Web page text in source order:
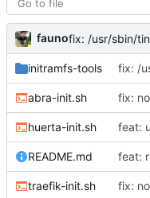
fauno
initramfs-tools
abra-init.sh
huerta-init.sh
README.md
traefik-init.sh